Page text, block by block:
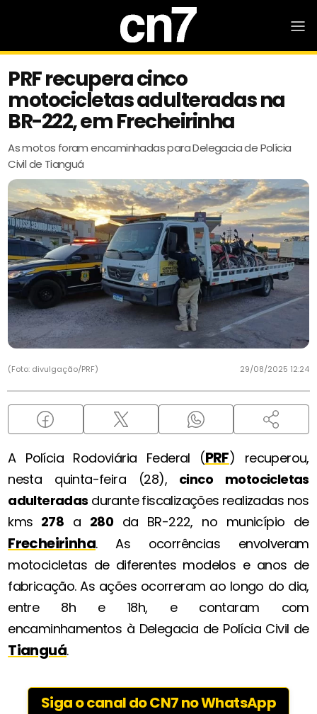
PRF recupera cinco
motocicletas adulteradas na
BR-222, em Frecheirinha
As motos foram encaminhadas para Delegacia de Polícia
Civil de Tianguá
(Foto: divulgação/PRF) 29/08/2025 12:24
A Polícia Rodoviária Federal (PRF) recuperou,
nesta quinta-feira (28), cinco motocicletas
adulteradas durante fiscalizações realizadas nos
kms 278 a 280da BR-222, no município de
Frecheirinha. As ocorrências envolveram
motocicletas de diferentes modelos e anos de
fabricação. As ações ocorreram ao longo do dia,
entre 8h e 18h, e contaram com
encaminhamentos à Delegacia de Polícia Civil de
Tianguá.
Siga o canal do CN7 no WhatsApp